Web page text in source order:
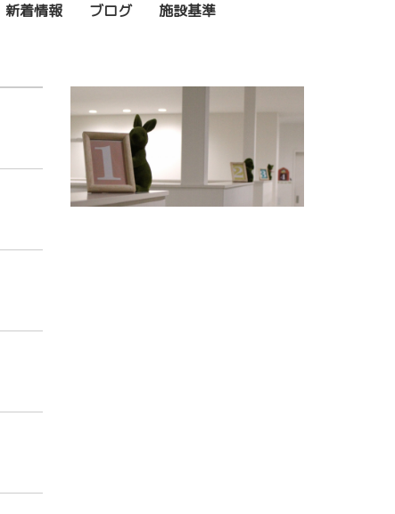
新着情報 ブログ 施設基準